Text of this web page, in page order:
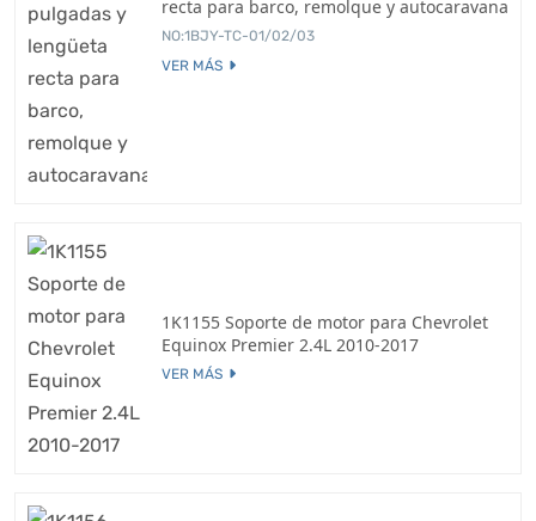
recta para barco, remolque y autocaravana
NO:1BJY-TC-01/02/03
VER MÁS
1K1155 Soporte de motor para Chevrolet
Equinox Premier 2.4L 2010-2017
VER MÁS